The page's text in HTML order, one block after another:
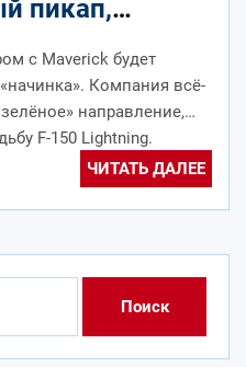
пикап,
с Maverick будет
Компания всё-
направление,
F-150 Lightning.
ЧИТАТЬ ДАЛЕЕ